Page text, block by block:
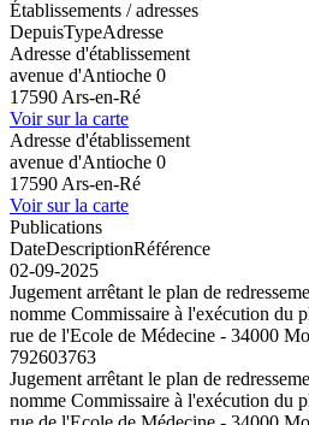
Établissements / adresses
DepuisTypeAdresse
Adresse d'établissement
avenue d'Antioche 0
17590 Ars-en-Ré
Voir sur la carte
Adresse d'établissement
avenue d'Antioche 0
17590 Ars-en-Ré
Voir sur la carte
Publications
DateDescriptionRéférence
02-09-2025
Jugement arrêtant le plan de
nomme Commissaire à l'exécution du
rue de l'Ecole de Médecine - 34000
792603763
Jugement arrêtant le plan de
nomme Commissaire à l'exécution du